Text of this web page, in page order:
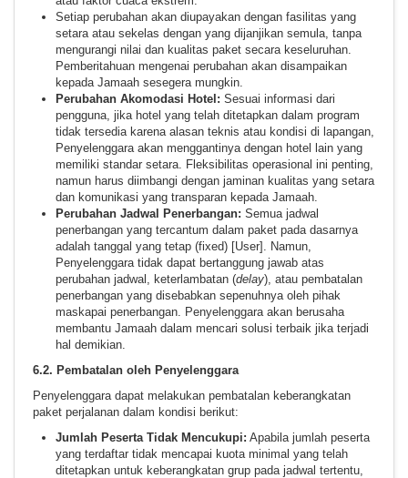
Setiap perubahan akan diupayakan dengan fasilitas yang
setara atau sekelas dengan yang dijanjikan semula, tanpa
mengurangi nilai dan kualitas paket secara keseluruhan.
Pemberitahuan mengenai perubahan akan disampaikan
kepada Jamaah sesegera mungkin.
Perubahan Akomodasi Hotel: Sesuai informasi dari
pengguna, jika hotel yang telah ditetapkan dalam program
tidak tersedia karena alasan teknis atau kondisi di lapangan,
Penyelenggara akan menggantinya dengan hotel lain yang
memiliki standar setara. Fleksibilitas operasional ini penting,
namun harus diimbangi dengan jaminan kualitas yang setara
dan komunikasi yang transparan kepada Jamaah.
Perubahan Jadwal Penerbangan: Semua jadwal
penerbangan yang tercantum dalam paket pada dasarnya
adalah tanggal yang tetap (fixed) [User]. Namun,
Penyelenggara tidak dapat bertanggung jawab atas
perubahan jadwal, keterlambatan (delay), atau pembatalan
penerbangan yang disebabkan sepenuhnya oleh pihak
maskapai penerbangan. Penyelenggara akan berusaha
membantu Jamaah dalam mencari solusi terbaik jika terjadi
hal demikian.
6.2. Pembatalan oleh Penyelenggara
Penyelenggara dapat melakukan pembatalan keberangkatan
paket perjalanan dalam kondisi berikut:
Jumlah Peserta Tidak Mencukupi: Apabila jumlah peserta
yang terdaftar tidak mencapai kuota minimal yang telah
ditetapkan untuk keberangkatan grup pada jadwal tertentu,